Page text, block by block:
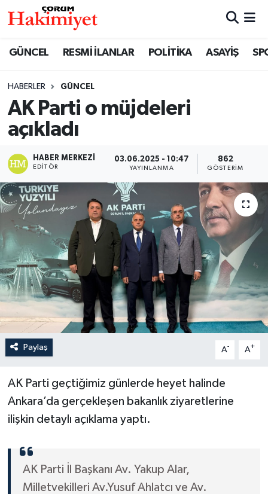
GÜNCEL RESMİ İLANLAR POLİTİKA ASAYİŞ
HABERLER GÜNCEL
AK Parti o müjdeleri
açıkladı
HABER MERKEZI
EDITÖR
03.06.2025 - 10:47
YAYINLANMA
862
GÖSTERIM
Paylaş A- A+
AK Parti geçtiğimiz günlerde heyet halinde
Ankara’da gerçekleşen bakanlık ziyaretlerine
ilişkin detaylı açıklama yaptı.
AK Parti İl Başkanı Av. Yakup Alar,
Milletvekilleri Av.Yusuf Ahlatcı ve Av.
SAĞLIK
ASAYİŞ
EKONOMİ
GÜNCEL
AKTÜEL
EĞİTİM
İLÇELER
OTOPARK
TEKNOLOJİ
Nöbetçi Eczaneler
Çorum Namaz Vakitleri
Trafik Durumu
Süper Lig Puan Durumu ve Fikstür
Tüm Manşetler
Son Dakika Haberleri
Haber Arşivi